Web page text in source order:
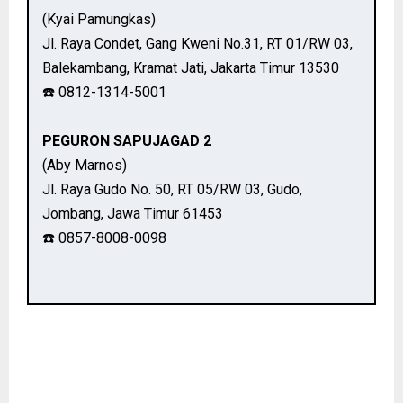
(Kyai Pamungkas)
Jl. Raya Condet, Gang Kweni No.31, RT 01/RW 03,
Balekambang, Kramat Jati, Jakarta Timur 13530
☎️ 0812-1314-5001
PEGURON SAPUJAGAD 2
(Aby Marnos)
Jl. Raya Gudo No. 50, RT 05/RW 03, Gudo,
Jombang, Jawa Timur 61453
☎️ 0857-8008-0098